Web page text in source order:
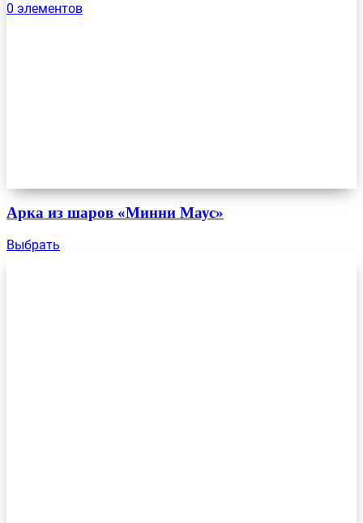
0 элементов
Арка из шаров «Минни Маус»
Выбрать